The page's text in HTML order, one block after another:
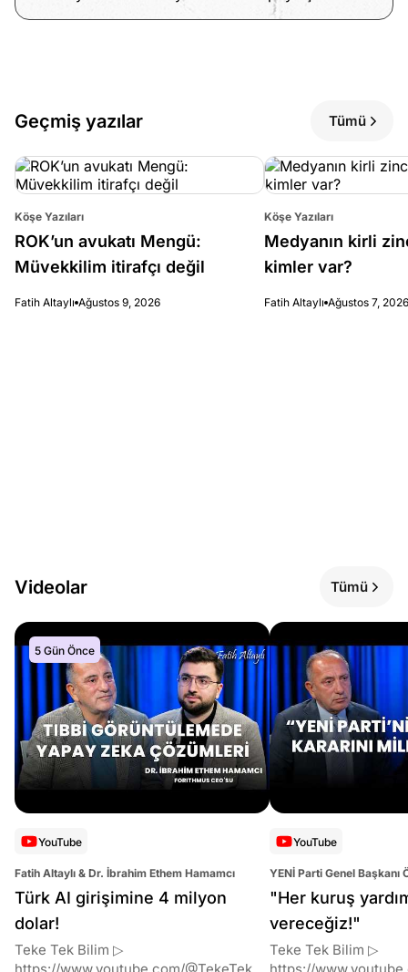
Geçmiş yazılar Tümü
Köşe Yazıları
ROK’un avukatı Mengü:
Müvekkilim itirafçı değil
Fatih Altaylı Ağustos 9, 2026
Köşe Yazıları
Medyanın kirli
kimler var?
Fatih Altaylı Ağustos 7, 2026
Videolar Tümü
5 Gün Önce
YouTube
Fatih Altaylı & Dr. İbrahim Ethem Hamamcı
Türk AI girişimine 4 milyon
dolar!
Teke Tek Bilim ▷
YouTube
YENİ Parti Genel Başkanı
Altaylı
"Her kuruş
vereceğiz!"
Teke Tek Bilim ▷